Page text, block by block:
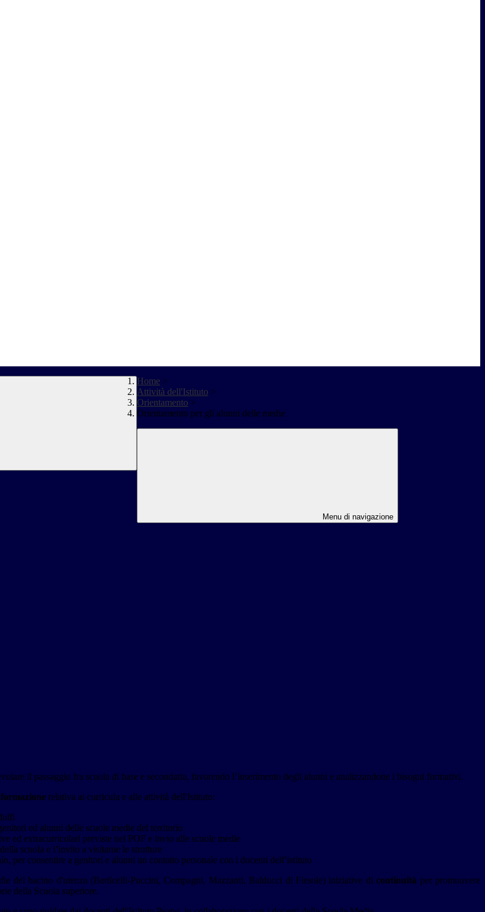
Home >
Attività dell'Istituto >
Orientamento >
Orientamento per gli alunni delle medie
Menu di navigazione
il passaggio fra scuola di base e secondaria, favorendo l’inserimento degli alunni e analizzandone i bisogni formativi.
relativa ai curricula e alle attività dell'Istituto:
ed alunni delle scuole medie del territorio
ed extracurricolari previste nel POF e invio alle scuole medie
scuola e l’invito a visitarne le strutture
per consentire a genitori e alunni un contatto personale con i docenti dell’istituto
del bacino d'utenza (Botticelli-Puccini, Compagni, Mazzanti, Balducci di Fiesole) iniziative dicontinuità per promuovere
della Scuola superiore.